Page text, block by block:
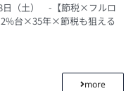
8日（土） -【節税×フルロ
台×35年×節税も狙える
more